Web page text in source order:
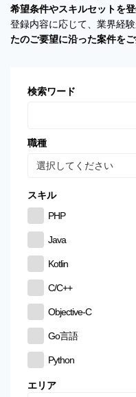
希望条件やスキルセットを
登録内容に応じて、業界経
たのご要望に沿った案件を
検索ワード
職種
選択してください
スキル
PHP
Java
Kotlin
C/C++
Objective-C
Go言語
Python
CSS
エリア